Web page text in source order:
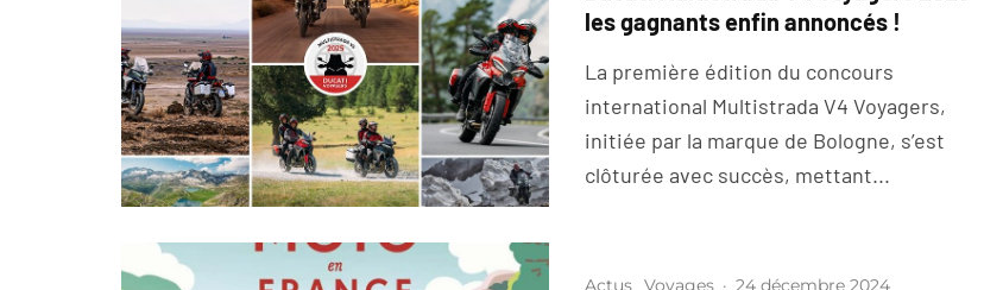
les gagnants enfin annoncés !
La première édition du concours
international Multistrada V4 Voyagers,
initiée par la marque de Bologne, s’est
clôturée avec succès, mettant...
Actus Voyages · 24 décembre 2024